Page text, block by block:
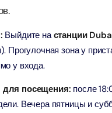
Выйдите настанции
Прогулочная зона у
у входа.
посещения: после
Вечера пятницы и